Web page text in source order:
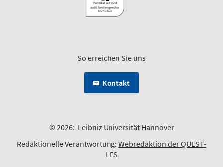
So erreichen Sie uns
Kontakt
© 2026: Leibniz Universität Hannover
Redaktionelle Verantwortung: Webredaktion der QUEST-
LFS